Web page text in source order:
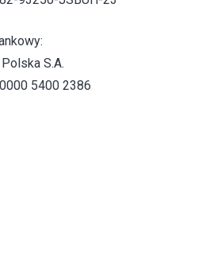
S.A.
5400 2386